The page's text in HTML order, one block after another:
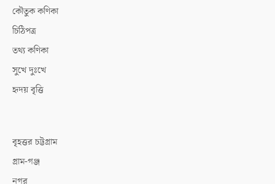
কৌতুক কণিকা
চিঠিপত্র
তথ্য কণিকা
সুখে দুঃখে
হৃদয় বৃত্তি
বৃহত্তর চট্টগ্রাম
গ্রাম-গঞ্জ
নগর